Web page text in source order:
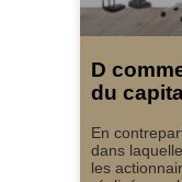
D
du
En
dans
les